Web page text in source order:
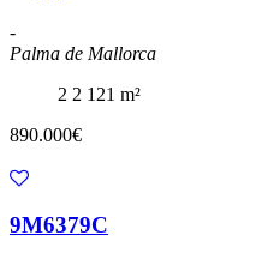
-
Palma de Mallorca
2 2 121 m²
890.000€
9M6379C